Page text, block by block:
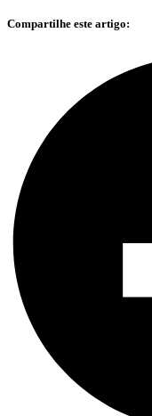
Compartilhe este artigo: